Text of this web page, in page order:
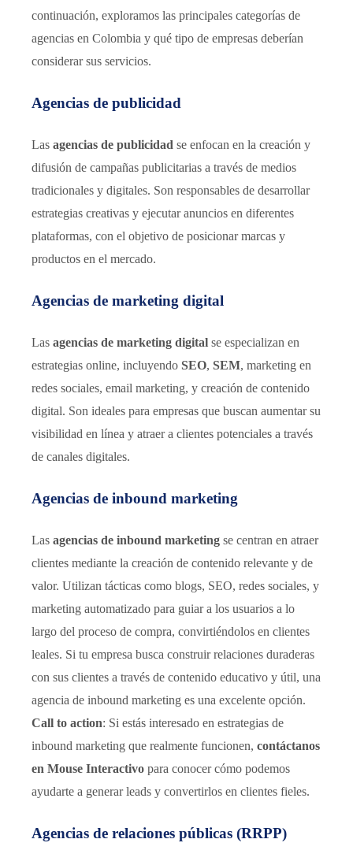
continuación, exploramos las principales categorías de
agencias en Colombia y qué tipo de empresas deberían
considerar sus servicios.
Agencias de publicidad
Las agencias de publicidad se enfocan en la creación y
difusión de campañas publicitarias a través de medios
tradicionales y digitales. Son responsables de desarrollar
estrategias creativas y ejecutar anuncios en diferentes
plataformas, con el objetivo de posicionar marcas y
productos en el mercado.
Agencias de marketing digital
Las agencias de marketing digital se especializan en
estrategias online, incluyendo SEO, SEM, marketing en
redes sociales, email marketing, y creación de contenido
digital. Son ideales para empresas que buscan aumentar su
visibilidad en línea y atraer a clientes potenciales a través
de canales digitales.
Agencias de inbound marketing
Las agencias de inbound marketing se centran en atraer
clientes mediante la creación de contenido relevante y de
valor. Utilizan tácticas como blogs, SEO, redes sociales, y
marketing automatizado para guiar a los usuarios a lo
largo del proceso de compra, convirtiéndolos en clientes
leales. Si tu empresa busca construir relaciones duraderas
con sus clientes a través de contenido educativo y útil, una
agencia de inbound marketing es una excelente opción.
Call to action: Si estás interesado en estrategias de
inbound marketing que realmente funcionen, contáctanos
en Mouse Interactivo para conocer cómo podemos
ayudarte a generar leads y convertirlos en clientes fieles.
Agencias de relaciones públicas (RRPP)